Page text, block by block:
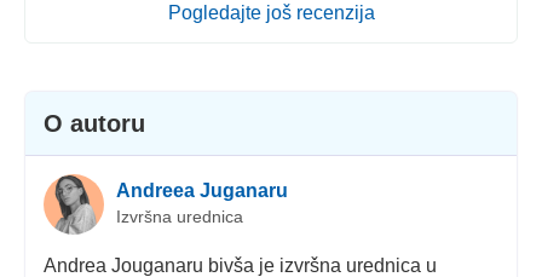
Pogledajte još recenzija
O autoru
Andreea Juganaru
Izvršna urednica
Andrea Jouganaru bivša je izvršna urednica u